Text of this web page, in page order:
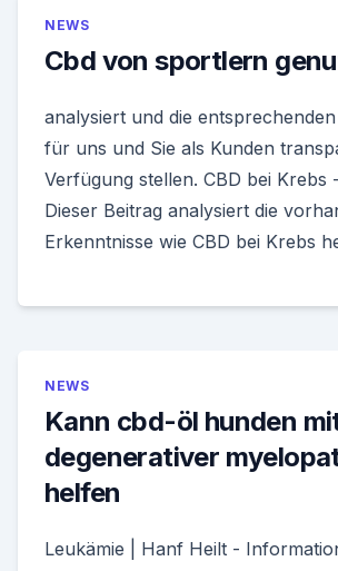
NEWS
Cbd von sportlern
analysiert und die
für uns und Sie als Kunden
Verfügung stellen. CBD bei Krebs
Dieser Beitrag analysiert die
Erkenntnisse wie CBD bei Krebs
NEWS
Kann cbd-öl hunden
degenerativer
helfen
Leukämie | Hanf Heilt -